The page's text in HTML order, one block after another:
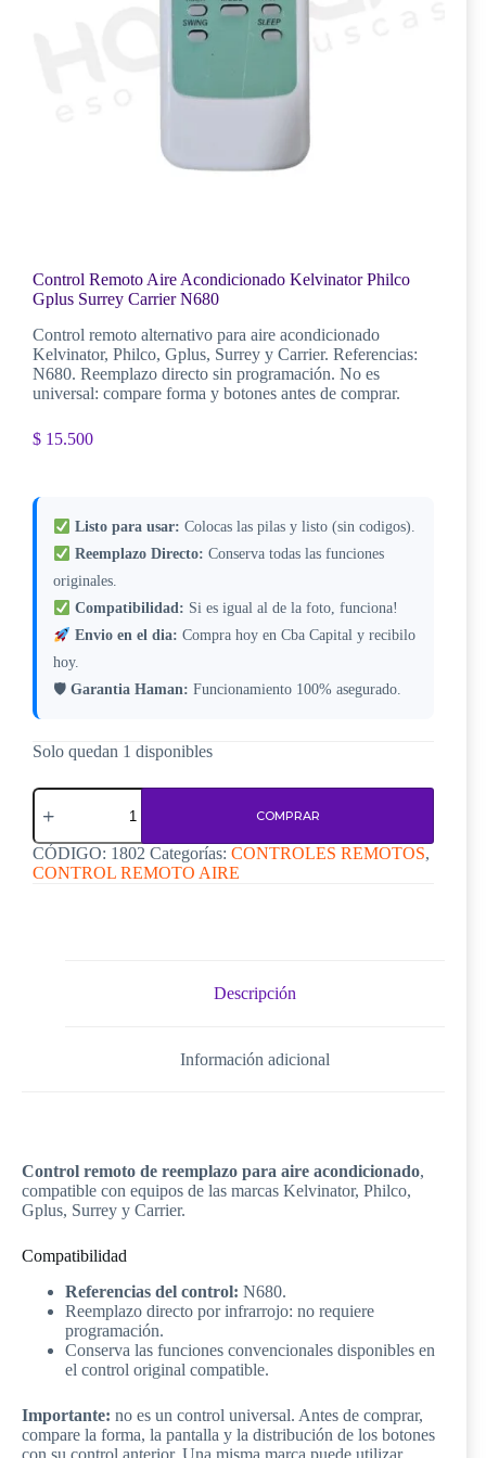
Control Remoto Aire Acondicionado Kelvinator Philco
Gplus Surrey Carrier N680
Control remoto alternativo para aire acondicionado
Kelvinator, Philco, Gplus, Surrey y Carrier. Referencias:
N680. Reemplazo directo sin programación. No es
universal: compare forma y botones antes de comprar.
$ 15.500
Listo para usar: Colocas las pilas y listo (sin codigos).
Reemplazo Directo: Conserva todas las funciones
originales.
Compatibilidad: Si es igual al de la foto, funciona!
Envio en el dia: Compra hoy en Cba Capital y recibilo
hoy.
🛡 Garantia Haman: Funcionamiento 100% asegurado.
Solo quedan 1 disponibles
Control
Remoto
Acondicionado
Kelvinator
COMPRAR
CÓDIGO: 1802 Categorías: CONTROLES REMOTOS,
CONTROL REMOTO AIRE
Descripción
Información adicional
Control remoto de reemplazo para aire acondicionado,
compatible con equipos de las marcas Kelvinator, Philco,
Gplus, Surrey y Carrier.
Compatibilidad
Referencias del control: N680.
Reemplazo directo por infrarrojo: no requiere
programación.
Conserva las funciones convencionales disponibles en
el control original compatible.
Importante: no es un control universal. Antes de comprar,
compare la forma, la pantalla y la distribución de los botones